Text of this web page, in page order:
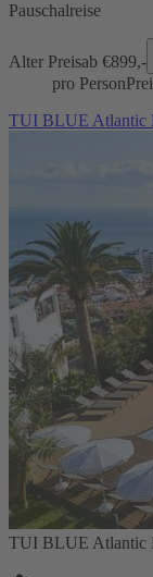
Pauschalreise
Alter Preisab €899,-
pro Person
TUI BLUE Atlantic
TUI BLUE Atlantic